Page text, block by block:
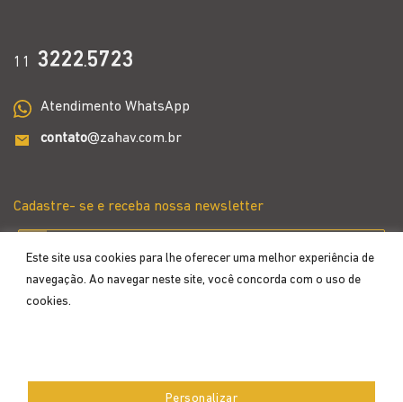
Este site usa cookies para lhe oferecer uma melhor experiência de
navegação. Ao navegar neste site, você concorda com o uso de
cookies.
Personalizar
11 3222.5723
Atendimento WhatsApp
contato@zahav.com.br
Cadastre- se e receba nossa newsletter